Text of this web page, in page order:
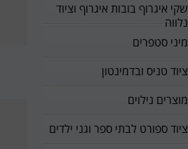
שקי איגרוף בובות איגרוף וציוד
נלווה
מיני סטפרים
ציוד טניס ובדמינטון
מוצרים נילוים
ציוד ספורט לבתי ספר וגני ילדים